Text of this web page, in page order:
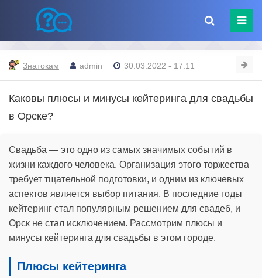
Знатокам admin 30.03.2022 - 17:11
Каковы плюсы и минусы кейтеринга для свадьбы
в Орске?
Свадьба — это одно из самых значимых событий в
жизни каждого человека. Организация этого торжества
требует тщательной подготовки, и одним из ключевых
аспектов является выбор питания. В последние годы
кейтеринг стал популярным решением для свадеб, и
Орск не стал исключением. Рассмотрим плюсы и
минусы кейтеринга для свадьбы в этом городе.
Плюсы кейтеринга